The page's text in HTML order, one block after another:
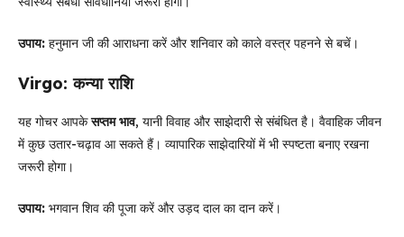
उपाय: हनुमान जी की आराधना करें और शनिवार को काले वस्त्र पहनने से बचें।
Virgo: कन्या राशि
यह गोचर आपकेसप्तम भाव, यानी विवाह और साझेदारी से संबंधित है। वैवाहिक जीवन
में कुछ उतार-चढ़ाव आ सकते हैं। व्यापारिक साझेदारियों में भी स्पष्टता बनाए रखना
जरूरी होगा।
उपाय: भगवान शिव की पूजा करें और उड़द दाल का दान करें।